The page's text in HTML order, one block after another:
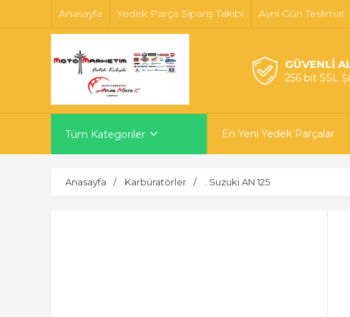
Anasayfa Yedek Parça Sipariş Takibi Ayni Gün Teslimat
GÜVENLİ
256 bit SSL
Tüm Kategoriler En Yeni Yedek Parçalar
Anasayfa Karbüratörler . Suzuki AN 125